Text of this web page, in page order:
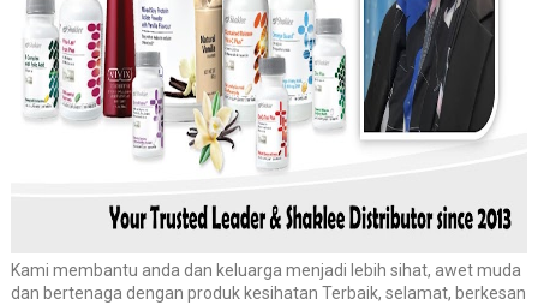
Kami membantu anda dan keluarga menjadi lebih sihat, awet muda
dan bertenaga dengan produk kesihatan Terbaik, selamat, berkesan